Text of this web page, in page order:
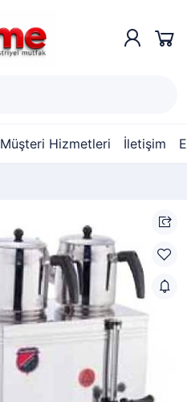
Müşteri Hizmetleri İletişim